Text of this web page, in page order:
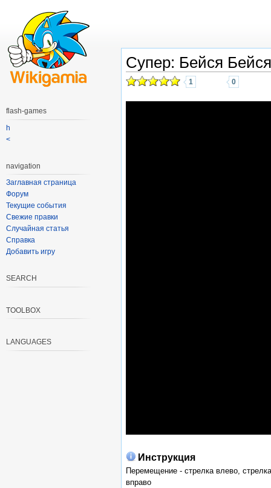
Супер: Бейся
1 0
Инструкция
Перемещение - стрелка влево, стрелка
вправо
flash-games
h
<
navigation
Заглавная страница
Форум
Текущие события
Свежие правки
Случайная статья
Справка
Добавить игру
SEARCH
TOOLBOX
LANGUAGES